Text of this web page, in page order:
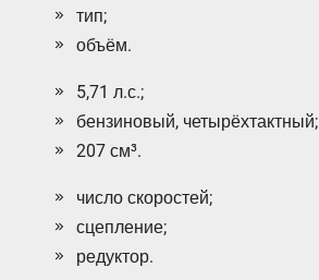
тип;
объём.
5,71 л.с.;
бензиновый, четырёхтактный;
207 см³.
число скоростей;
сцепление;
редуктор.